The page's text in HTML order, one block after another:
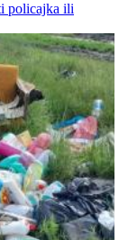
policajka ili